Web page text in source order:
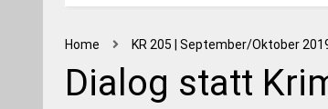
Home KR 205 | September/Oktober
Dialog statt